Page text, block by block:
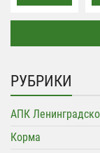
РУБРИКИ
АПК
Корма